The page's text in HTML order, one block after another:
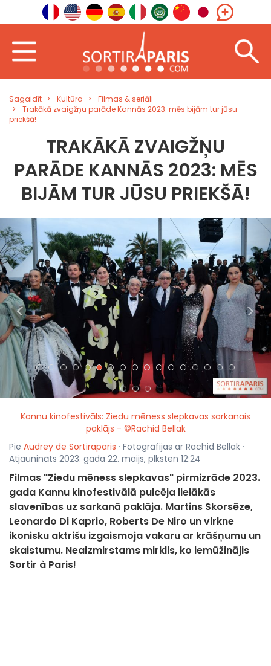
Sagaidīt Kultūra
Filmas & seriāli
Trakākā zvaigžņu parāde Kannās 2023: mēs bijām tur jūsu
priekšā!
TRAKĀKĀ ZVAIGŽŅU
PARĀDE KANNĀS 2023: MĒS
BIJĀM TUR JŪSU PRIEKŠĀ!
< >
Kannu kinofestivāls: Ziedu mēness slepkavas sarkanais
paklājs - ©Rachid Bellak
Pie Audrey de Sortiraparis · Fotogrāfijas ar Rachid Bellak ·
Atjaunināts 2023. gada 22. maijs, plksten 12:24
Filmas "Ziedu mēness slepkavas" pirmizrāde 2023.
gada Kannu kinofestivālā pulcēja lielākās
slavenības uz sarkanā paklāja. Martins Skorsēze,
Leonardo Di Kaprio, Roberts De Niro un virkne
ikonisku aktrišu izgaismoja vakaru ar krāšņumu un
skaistumu. Neaizmirstams mirklis, ko iemūžinājis
Sortir à Paris!